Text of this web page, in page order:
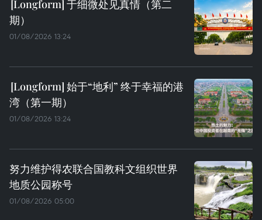
于细微处见真情（第二
期）
01/08/2026 13:24
始于“地利” 终于幸福的港
湾（第一期）
01/08/2026 13:24
努力维护得农联合国教科文组织世界
地质公园称号
01/08/2026 05:00